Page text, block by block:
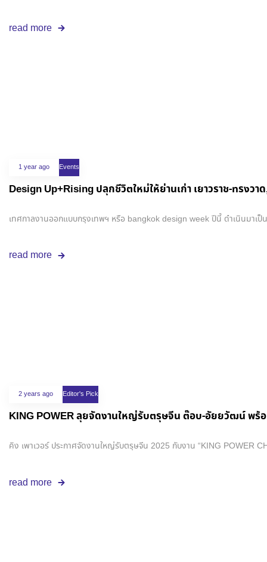
read more
1 year ago Events
Design Up+Rising ปลุกชีวิตใหม่ให้ย่านเก่า เยาวราช-ทรงวา
เทศกาลงานออกแบบกรุงเทพฯ หรือ bangkok design week ปีนี้ ดำเนินมาเ
read more
2 years ago Editor's Pick
KING POWER ลุยจัดงานใหญ่รับตรุษจีน ต๊อบ-อัยยวัฒน์ พร้
คิง เพาเวอร์ ประกาศจัดงานใหญ่รับตรุษจีน 2025 กับงาน “KING POWER
read more